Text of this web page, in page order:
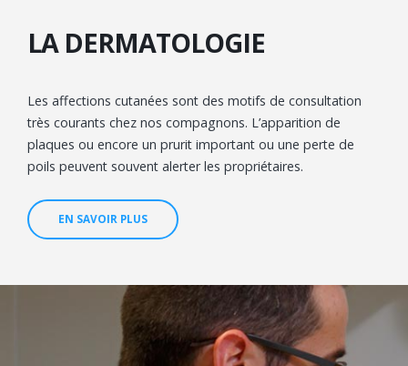
LA DERMATOLOGIE
Les affections cutanées sont des motifs de consultation
très courants chez nos compagnons. L’apparition de
plaques ou encore un prurit important ou une perte de
poils peuvent souvent alerter les propriétaires.
EN SAVOIR PLUS